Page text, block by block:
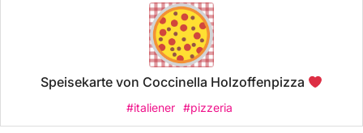
Speisekarte von Coccinella Holzoffenpizza
#italiener #pizzeria